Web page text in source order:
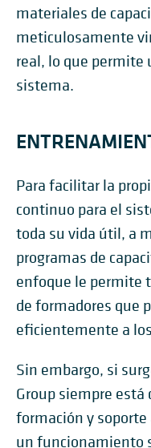
materiales de
meticulosamente
real, lo que permite
sistema.
Para facilitar la
continuo para el
toda su vida útil, a
programas de
enfoque le permite
de formadores que
eficientemente a
Sin embargo, si
Group siempre
formación y
un funcionamiento